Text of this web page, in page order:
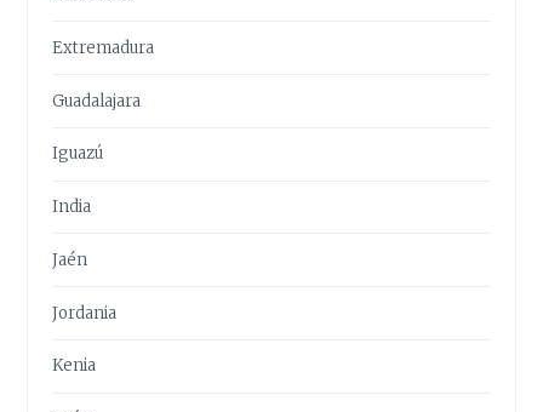
Extremadura
Guadalajara
Iguazú
India
Jaén
Jordania
Kenia